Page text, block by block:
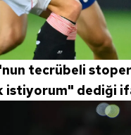
uygun olarak
tecrübeli
istiyorum" dediği